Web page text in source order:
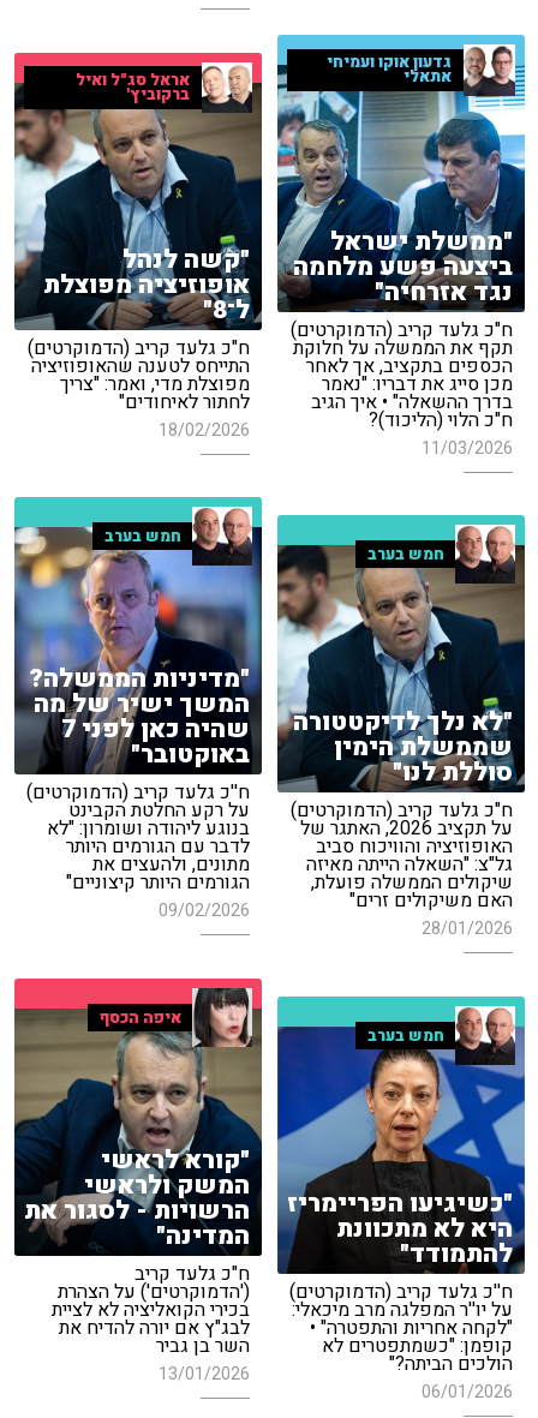
גדעון אוקו ועמיחי
אתאלי
"ממשלת ישראל
ביצעה פשע מלחמה
נגד אזרחיה"
ח"כ גלעד קריב (הדמוקרטים)
תקף את הממשלה על חלוקת
הכספים בתקציב, אך לאחר
מכן סייג את דבריו: "נאמר
בדרך ההשאלה" • איך הגיב
ח"כ הלוי (הליכוד)?
11/03/2026
אראל סג"ל ואיל
ברקוביץ'
"קשה לנהל
אופוזיציה מפוצלת
ל־8"
ח"כ גלעד קריב (הדמוקרטים)
התייחס לטענה שהאופוזיציה
מפוצלת מדי, ואמר: "צריך
לחתור לאיחודים"
18/02/2026
חמש בערב
"מדיניות הממשלה?
המשך ישיר של מה
שהיה כאן לפני 7
באוקטובר"
ח''כ גלעד קריב (הדמוקרטים)
על רקע החלטת הקבינט
בנוגע ליהודה ושומרון: "לא
לדבר עם הגורמים היותר
מתונים, ולהעצים את
הגורמים היותר קיצוניים"
09/02/2026
חמש בערב
"לא נלך לדיקטטורה
שממשלת הימין
סוללת לנו"
ח"כ גלעד קריב (הדמוקרטים)
על תקציב 2026, האתגר של
האופוזיציה והוויכוח סביב
גל"צ: "השאלה הייתה מאיזה
שיקולים הממשלה פועלת,
האם משיקולים זרים"
28/01/2026
איפה הכסף
"קורא לראשי
המשק ולראשי
הרשויות - לסגור את
המדינה"
ח"כ גלעד קריב
('הדמוקרטים') על הצהרת
בכירי הקואליציה לא לציית
לבג"ץ אם יורה להדיח את
השר בן גביר
13/01/2026
חמש בערב
"כשיגיעו הפריימריז
היא לא מתכוונת
להתמודד"
ח''כ גלעד קריב (הדמוקרטים)
על יו''ר המפלגה מרב מיכאלי:
"לקחה אחריות והתפטרה" •
קופמן: "כשמתפטרים לא
הולכים הביתה?"
06/01/2026